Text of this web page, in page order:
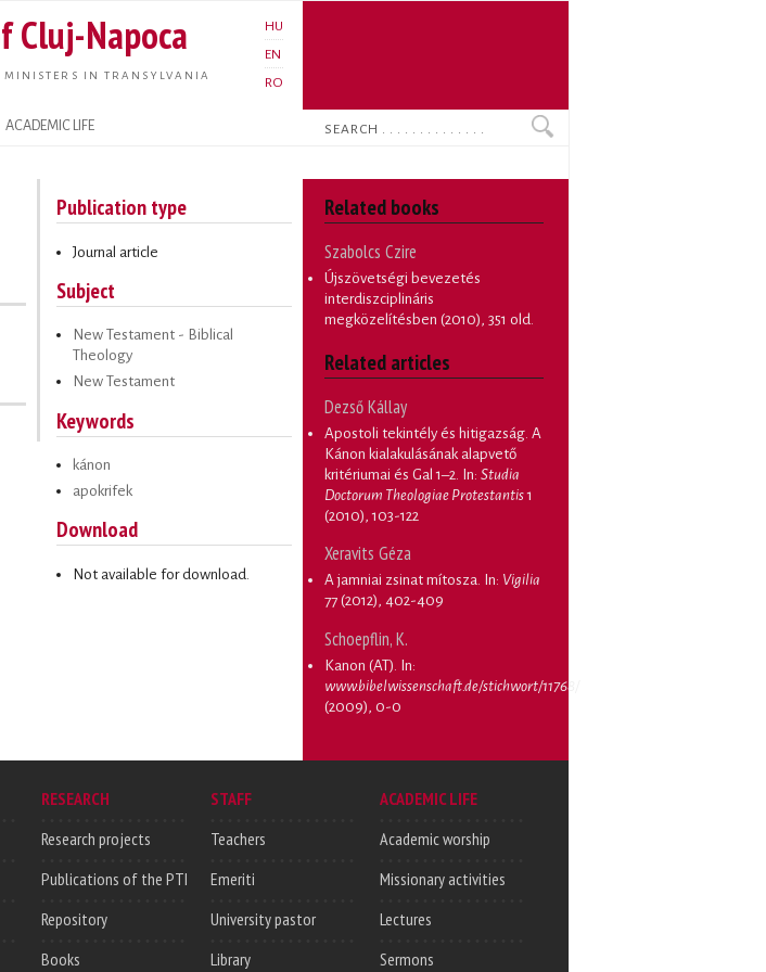
Napoca
IN TRANSYLVANIA
HU
EN
RO
ACADEMIC LIFE Search
Publication type
Journal article
Subject
New Testament - Biblical
Theology
New Testament
Keywords
kánon
apokrifek
Download
Not available for download.
Related books
Szabolcs Czire
Újszövetségi bevezetés
interdiszciplináris
megközelítésben (2010), 351 old.
Related articles
Dezső Kállay
Apostoli tekintély és hitigazság. A
Kánon kialakulásának alapvető
kritériumai és Gal 1–2 . In: Studia
Doctorum Theologiae Protestantis1
(2010), 103-122
Xeravits Géza
A jamniai zsinat mítosza. In: Vigilia
77 (2012), 402-409
Schoepflin, K.
Kanon (AT) . In:
www.bibelwissenschaft.de/stichwort/11768/
(2009), 0-0
RESEARCH
Research projects
Publications of the PTI
Repository
Books
STAFF
Teachers
Emeriti
University pastor
Library
ACADEMIC LIFE
Academic worship
Missionary activities
Lectures
Sermons